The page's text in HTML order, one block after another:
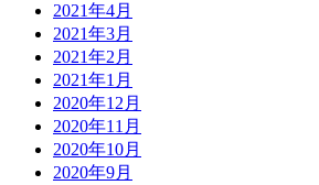
2021年4月
2021年3月
2021年2月
2021年1月
2020年12月
2020年11月
2020年10月
2020年9月